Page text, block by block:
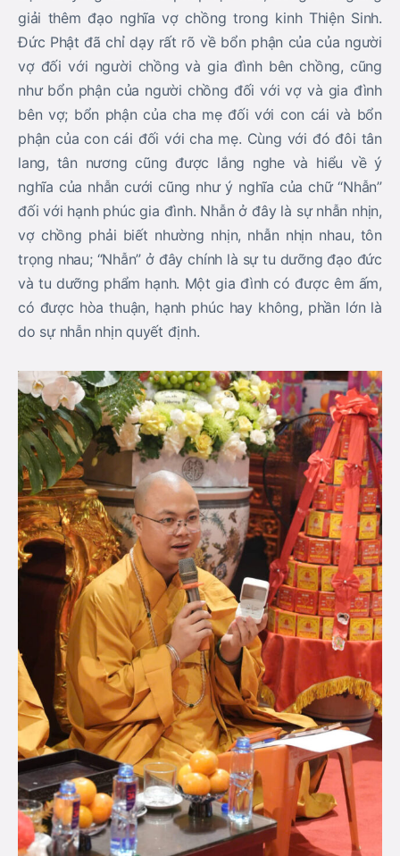
giải thêm đạo nghĩa vợ chồng trong kinh Thiện Sinh.
Đức Phật đã chỉ dạy rất rõ về bổn phận của của người
vợ đối với người chồng và gia đình bên chồng, cũng
như bổn phận của người chồng đối với vợ và gia đình
bên vợ; bổn phận của cha mẹ đối với con cái và bổn
phận của con cái đối với cha mẹ. Cùng với đó đôi tân
lang, tân nương cũng được lắng nghe và hiểu về ý
nghĩa của nhẫn cưới cũng như ý nghĩa của chữ “Nhẫn”
đối với hạnh phúc gia đình. Nhẫn ở đây là sự nhẫn nhịn,
vợ chồng phải biết nhường nhịn, nhẫn nhịn nhau, tôn
trọng nhau; “Nhẫn” ở đây chính là sự tu dưỡng đạo đức
và tu dưỡng phẩm hạnh. Một gia đình có được êm ấm,
có được hòa thuận, hạnh phúc hay không, phần lớn là
do sự nhẫn nhịn quyết định.